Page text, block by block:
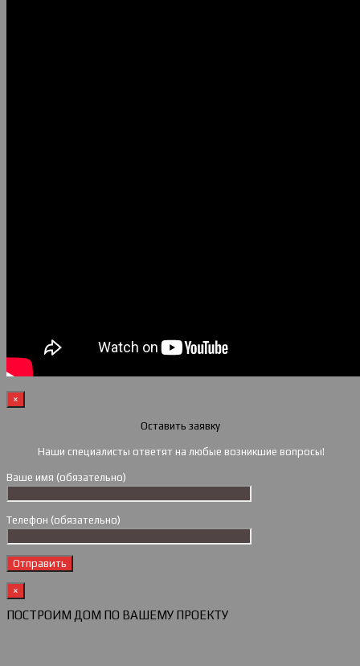
×
Оставить заявку
Наши специалисты ответят на любые возникшие вопросы!
Ваше имя (обязательно)
Телефон (обязательно)
×
ПОСТРОИМ ДОМ ПО ВАШЕМУ ПРОЕКТУ